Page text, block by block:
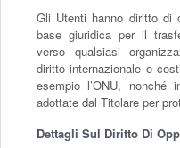
Gli Utenti hanno diritto di
base giuridica per il
verso qualsiasi
diritto internazionale o
esempio l’ONU,
adottate dal Titolare per
Dettagli Sul Diritto Di